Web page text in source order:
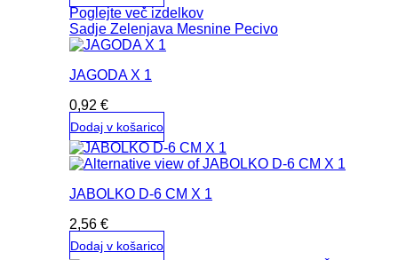
Poglejte več izdelkov
Sadje Zelenjava Mesnine Pecivo
JAGODA X 1
0,92 €
Dodaj v košarico
JABOLKO D-6 CM X 1
2,56 €
Dodaj v košarico